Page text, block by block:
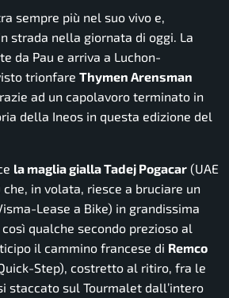
sempre più nel suo vivo e,
strada nella giornata di oggi. La
da Pau e arriva a Luchon-
trionfare Thymen Arensman
ad un capolavoro terminato in
della Ineos in questa edizione del
la maglia gialla Tadej Pogacar (UAE
che, in volata, riesce a bruciare un
Lease a Bike) in grandissima
qualche secondo prezioso al
il cammino francese di Remco
Step), costretto al ritiro, fra le
staccato sul Tourmalet dall’intero